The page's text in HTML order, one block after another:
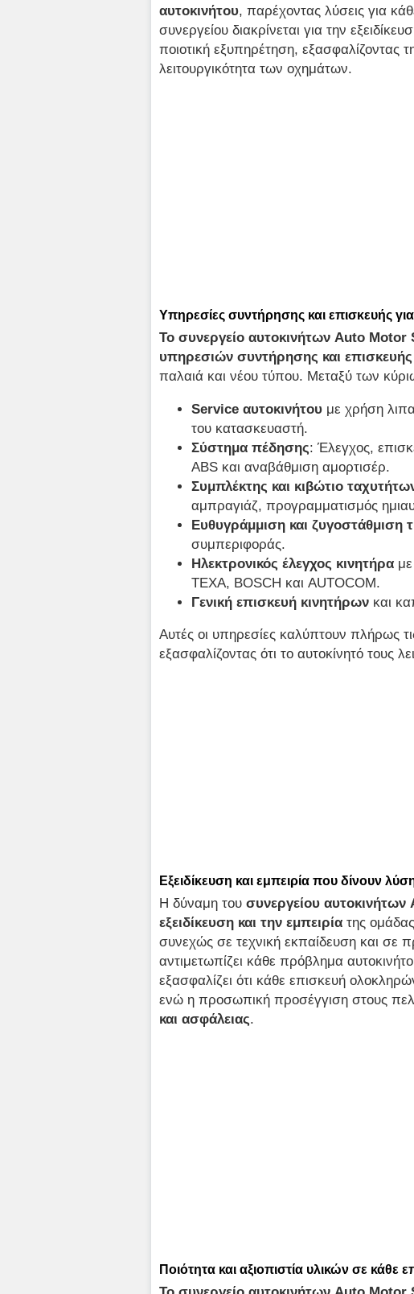
αυτοκινήτου, παρέχοντας λύσεις για
συνεργείου διακρίνεται για την
ποιοτική εξυπηρέτηση, εξασφαλίζοντας
λειτουργικότητα των οχημάτων.
Υπηρεσίες συντήρησης και επισκευής
Το συνεργείο αυτοκινήτων Auto Motor
υπηρεσιών συντήρησης και επισκευής
παλαιά και νέου τύπου. Μεταξύ των
Service αυτοκινήτου με χρήση
του κατασκευαστή.
Σύστημα πέδησης: Έλεγχος,
ABS και αναβάθμιση αμορτισέρ.
Συμπλέκτης και κιβώτιο
αμπραγιάζ, προγραμματισμός
Ευθυγράμμιση και ζυγοστάθμιση
συμπεριφοράς.
Ηλεκτρονικός έλεγχος κινητήρα
TEXA, BOSCH και AUTOCOM.
Γενική επισκευή κινητήρων και
Αυτές οι υπηρεσίες καλύπτουν πλήρως
εξασφαλίζοντας ότι το αυτοκίνητό τους
Εξειδίκευση και εμπειρία που δίνουν
Η δύναμη του συνεργείου
εξειδίκευση και την εμπειρία της
συνεχώς σε τεχνική εκπαίδευση και σε
αντιμετωπίζει κάθε πρόβλημα
εξασφαλίζει ότι κάθε επισκευή
ενώ η προσωπική προσέγγιση στους
και ασφάλειας.
Ποιότητα και αξιοπιστία υλικών σε κάθε